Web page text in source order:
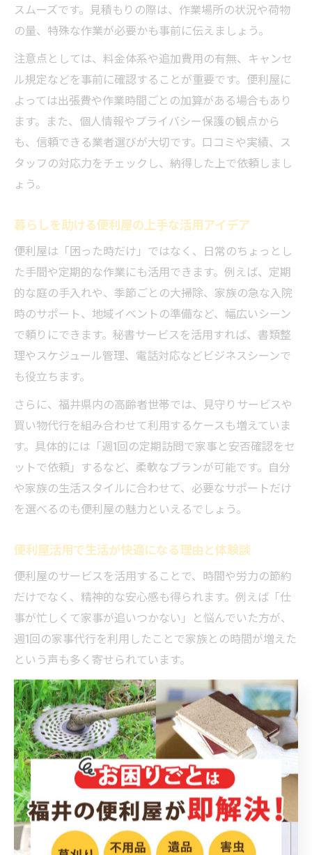
スムーズです。見積もりの際は、作業場所の状況や荷物
の量、特殊な作業が必要かも事前に伝えましょう。
注意点としては、料金体系や追加費用の有無、キャンセ
ル規定などを事前に確認することが重要です。便利屋に
よっては出張費や作業時間ごとの加算がある場合もあり
ます。また、個人情報やプライバシー保護の観点から
も、信頼できる業者選びが大切です。口コミや実績、ス
タッフの対応力をチェックし、納得した上で依頼しまし
ょう。
暮らしを助ける便利屋の上手な活用アイデア
便利屋は「困った時だけ」ではなく、日常のちょっとし
た手間や定期的な作業にも活用できます。例えば、定期
的な庭の手入れや、季節ごとの大掃除、家族の急な入院
時のサポート、地域イベントの準備など、幅広いシーン
で頼りにできます。秘書サービスを活用すれば、書類整
理やスケジュール管理、電話対応などビジネスシーンで
も役立ちます。
さらに、福井県内の高齢者世帯では、見守りサービスや
買い物代行を組み合わせて利用するケースも増えていま
す。具体的には「週1回の定期訪問で家事と安否確認をセ
ットで依頼」するなど、柔軟なプランが可能です。自分
や家族の生活スタイルに合わせて、必要なサポートだけ
を選べるのも便利屋の魅力といえるでしょう。
便利屋活用で生活が快適になる理由と体験談
便利屋のサービスを活用することで、時間や労力の節約
だけでなく、精神的な安心感も得られます。例えば「仕
事が忙しくて家事が追いつかない」と悩んでいた方が、
週1回の家事代行を利用したことで家族との時間が増えた
という声も多く寄せられています。
また、福井県内で引越しや遺品整理を依頼した利用者か
らは、「細かい要望にも丁寧に対応してくれた」「スタ
ッフの雰囲気が良く、安心して任せられた」といった体
験談も見受けられます。便利屋を上手に活用すること
で、急なトラブルや日常のストレスを軽減し、より快適
な暮らしを実現できるでしょう。